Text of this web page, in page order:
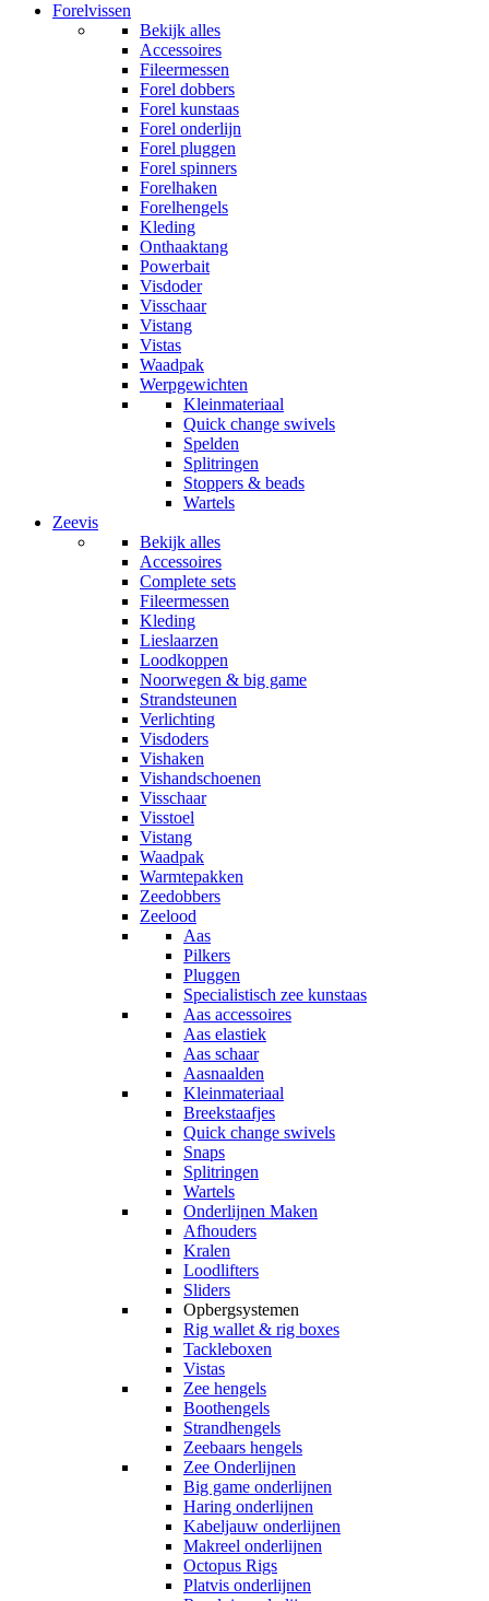
Forelvissen
Bekijk alles
Accessoires
Fileermessen
Forel dobbers
Forel kunstaas
Forel onderlijn
Forel pluggen
Forel spinners
Forelhaken
Forelhengels
Kleding
Onthaaktang
Powerbait
Visdoder
Visschaar
Vistang
Vistas
Waadpak
Werpgewichten
Kleinmateriaal
Quick change swivels
Spelden
Splitringen
Stoppers & beads
Wartels
Zeevis
Bekijk alles
Accessoires
Complete sets
Fileermessen
Kleding
Lieslaarzen
Loodkoppen
Noorwegen & big game
Strandsteunen
Verlichting
Visdoders
Vishaken
Vishandschoenen
Visschaar
Visstoel
Vistang
Waadpak
Warmtepakken
Zeedobbers
Zeelood
Aas
Pilkers
Pluggen
Specialistisch zee kunstaas
Aas accessoires
Aas elastiek
Aas schaar
Aasnaalden
Kleinmateriaal
Breekstaafjes
Quick change swivels
Snaps
Splitringen
Wartels
Onderlijnen Maken
Afhouders
Kralen
Loodlifters
Sliders
Opbergsystemen
Rig wallet & rig boxes
Tackleboxen
Vistas
Zee hengels
Boothengels
Strandhengels
Zeebaars hengels
Zee Onderlijnen
Big game onderlijnen
Haring onderlijnen
Kabeljauw onderlijnen
Makreel onderlijnen
Octopus Rigs
Platvis onderlijnen